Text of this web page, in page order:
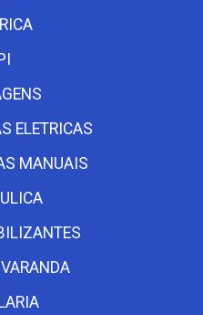
ELETRICAS
MANUAIS